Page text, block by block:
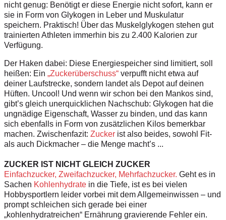
nicht genug: Benötigt er diese Energie nicht sofort, kann er
sie in Form von Glykogen in Leber und Muskulatur
speichern. Praktisch! Über das Muskelglykogen stehen gut
trainierten Athleten immerhin bis zu 2.400 Kalorien zur
Verfügung.
Der Haken dabei: Diese Energiespeicher sind limitiert, soll
heißen: Ein „Zuckerüberschuss“ verpufft nicht etwa auf
deiner Laufstrecke, sondern landet als Depot auf deinen
Hüften. Uncool! Und wenn wir schon bei den Mankos sind,
gibt’s gleich unerquicklichen Nachschub: Glykogen hat die
ungnädige Eigenschaft, Wasser zu binden, und das kann
sich ebenfalls in Form von zusätzlichen Kilos bemerkbar
machen. Zwischenfazit: Zucker ist also beides, sowohl Fit-
als auch Dickmacher – die Menge macht’s ...
ZUCKER IST NICHT GLEICH ZUCKER
Einfachzucker, Zweifachzucker, Mehrfachzucker. Geht es in
Sachen Kohlenhydrate in die Tiefe, ist es bei vielen
Hobbysportlern leider vorbei mit dem Allgemeinwissen – und
prompt schleichen sich gerade bei einer
„kohlenhydratreichen“ Ernährung gravierende Fehler ein.